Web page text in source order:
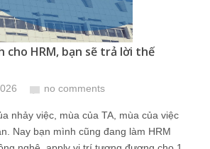
cho HRM, bạn sẽ trả lời thế
no comments
nhảy việc, mùa của TA, mùa của việc
Nay bạn mình cũng đang làm HRM